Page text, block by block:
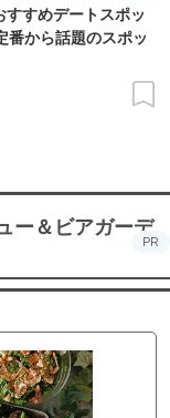
すすめデートスポッ
番から話題のスポッ
ー＆ビアガーデ
PR